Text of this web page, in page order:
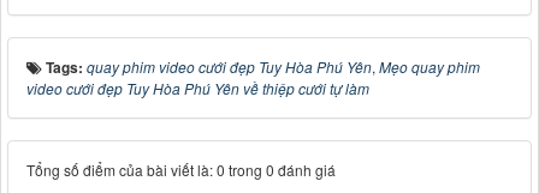
Tags: quay phim video cưới đẹp Tuy Hòa Phú Yên, Mẹo quay phim
video cưới đẹp Tuy Hòa Phú Yên về thiệp cưới tự làm
Tổng số điểm của bài viết là: 0 trong 0 đánh giá